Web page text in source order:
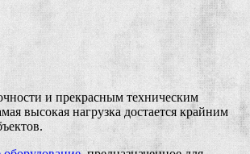
и прекрасным техническим
высокая нагрузка достается крайним